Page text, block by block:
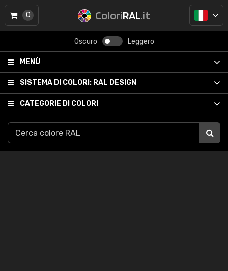
ColoriRAL.it
Oscuro Leggero
MENÙ
SISTEMA DI COLORI: RAL DESIGN
CATEGORIE DI COLORI
0